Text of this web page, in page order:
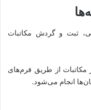
ثبت و گردش مکاتبات
مکاتبات از طریق فرم‌های